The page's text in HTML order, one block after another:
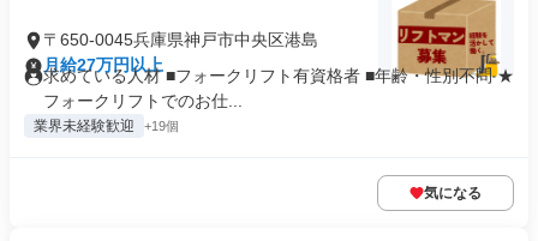
〒650-0045兵庫県神戸市中央区港島
月給27万円以上
求めている人材 ■フォークリフト有資格者 ■年齢・性別不問 ★
フォークリフトでのお仕...
業界未経験歓迎 +19個
気になる